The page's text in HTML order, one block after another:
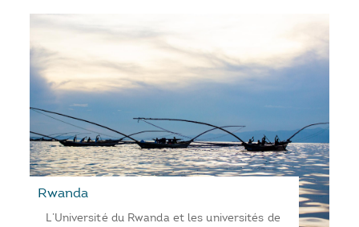
Rwanda
L’Université du Rwanda et les universités de